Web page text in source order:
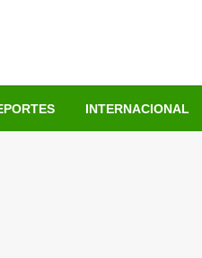
INTERNACIONAL